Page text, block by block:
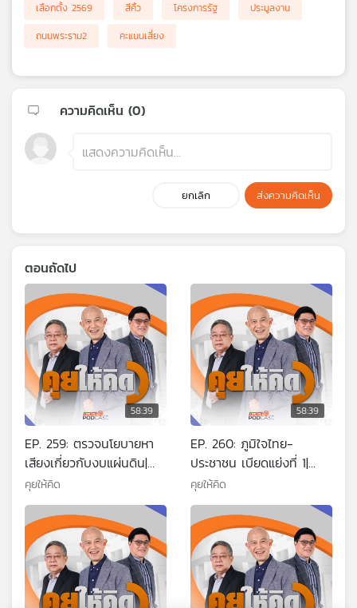
เลือกตั้ง 2569
สีคิ้ว โครงการรัฐ
ประมูลงาน
ถนนพระราม2
คะแนนเสี่ยง
ความคิดเห็น (0)
ยกเลิก ส่งความคิดเห็น
ตอนถัดไป
58:39
EP. 259: ตรวจนโยบายหา
เสียงเกี่ยวกับงบแผ่นดิน|
ยกภูมิใจไทยได้อันดับ 1 | เอา
ประกันสังคมออกจาก
ราชการ
คุยให้คิด
58:39
EP. 260: ภูมิใจไทย-
ประชาชน เบียดแย่งที่ 1|
หลังเลือกตั้งการเมืองไทยไป
ทางไหน | วาทะกรรม "ไม่รัก
ชาติ"
คุยให้คิด